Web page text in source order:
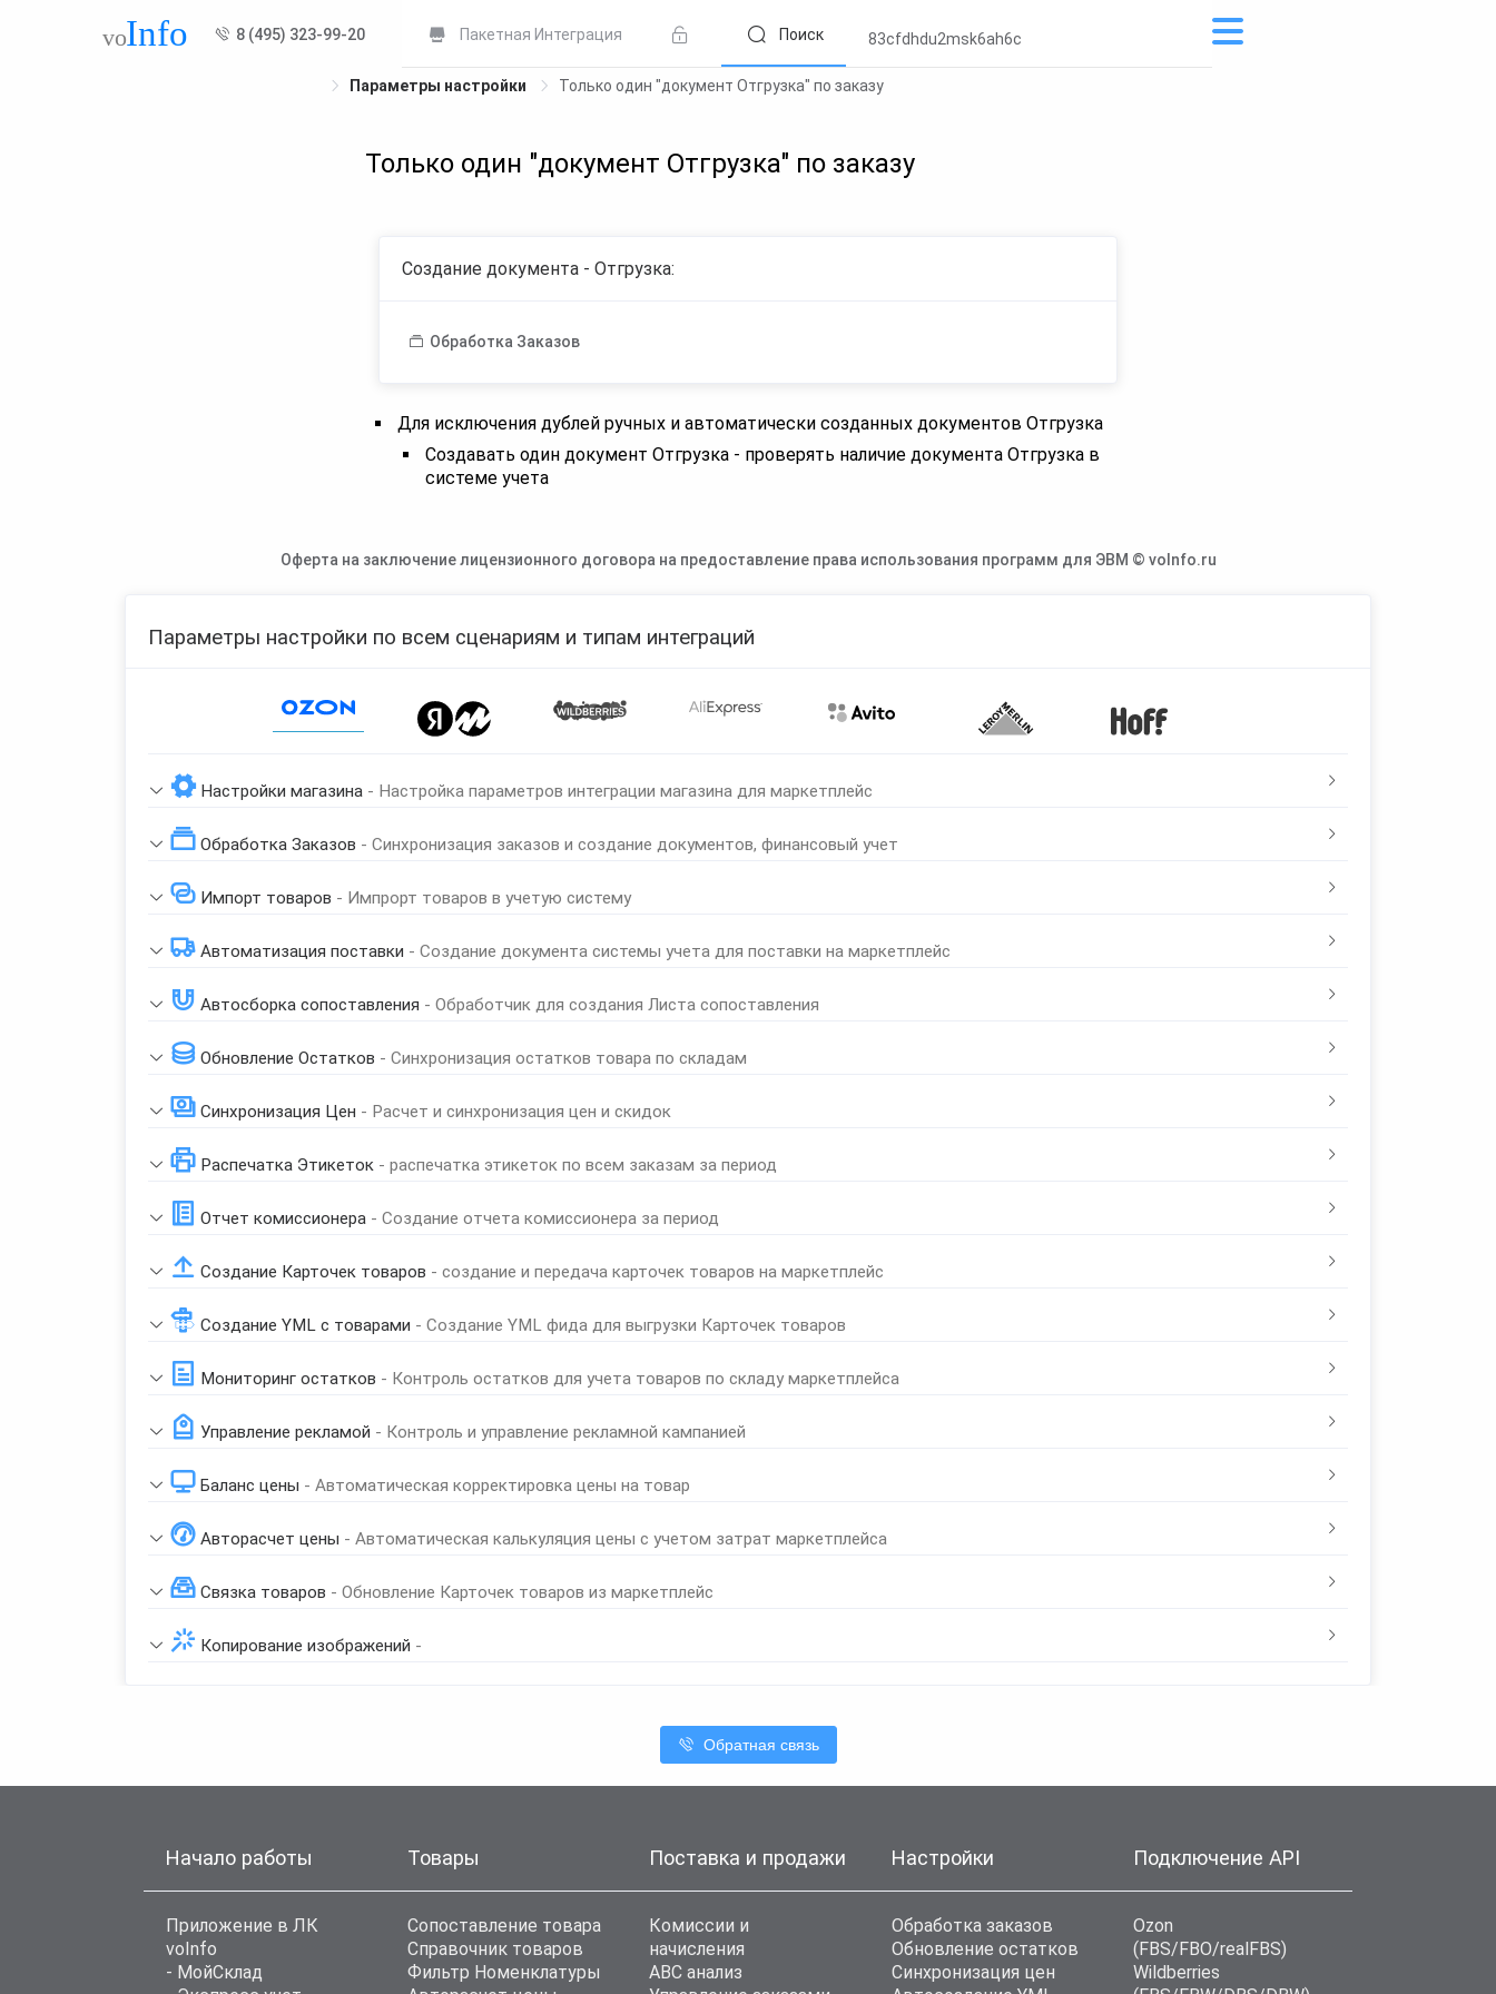
8 (495) 323-99-20 Пакетная Интеграция Поиск 83cfdhdu2msk6ah6c
Параметры настройки Только один "документ Отгрузка" по заказу
Только один "документ Отгрузка" по заказу
Создание документа - Отгрузка:
Обработка Заказов
Для исключения дублей ручных и автоматически созданных документов Отгрузка
Создавать один документ Отгрузка - проверять наличие документа Отгрузка в
системе учета
Оферта на заключение лицензионного договора на предоставление права использования программ для ЭВМ © voInfo.ru
Параметры настройки по всем сценариям и типам интеграций
Настройки магазина - Настройка параметров интеграции магазина для маркетплейс
Обработка Заказов - Синхронизация заказов и создание документов, финансовый учет
Импорт товаров - Импрорт товаров в учетую систему
Автоматизация поставки - Создание документа системы учета для поставки на маркетплейс
Автосборка сопоставления - Обработчик для создания Листа сопоставления
Обновление Остатков - Синхронизация остатков товара по складам
Синхронизация Цен - Расчет и синхронизация цен и скидок
Распечатка Этикеток - распечатка этикеток по всем заказам за период
Отчет комиссионера - Создание отчета комиссионера за период
Создание Карточек товаров - создание и передача карточек товаров на маркетплейс
Создание YML с товарами - Создание YML фида для выгрузки Карточек товаров
Мониторинг остатков - Контроль остатков для учета товаров по складу маркетплейса
Управление рекламой - Контроль и управление рекламной кампанией
Баланс цены - Автоматическая корректировка цены на товар
Авторасчет цены - Автоматическая калькуляция цены с учетом затрат маркетплейса
Связка товаров - Обновление Карточек товаров из маркетплейс
Копирование изображений -
Обратная связь
Начало работы
Приложение в ЛК
voInfo
- МойСклад
Товары
Сопоставление товара
Справочник товаров
Фильтр Номенклатуры
Поставка и продажи
Комиссии и
начисления
ABC анализ
Настройки
Обработка заказов
Обновление остатков
Синхронизация цен
Подключение API
Ozon
(FBS/FBO/realFBS)
Wildberries